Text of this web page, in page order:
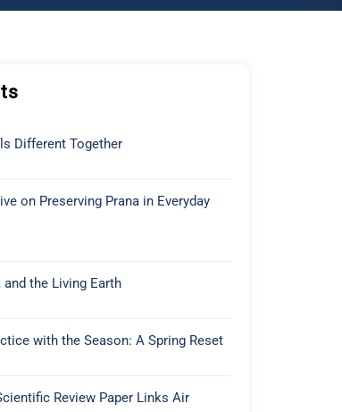
Different Together
on Preserving Prana in Everyday
and the Living Earth
with the Season: A Spring Reset
Review Paper Links Air